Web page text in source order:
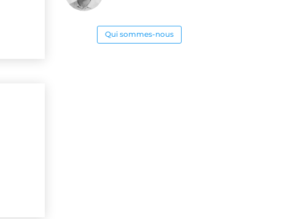
Qui sommes-nous